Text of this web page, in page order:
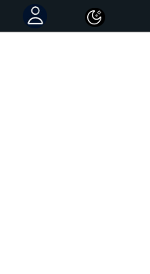
NOTICIAS